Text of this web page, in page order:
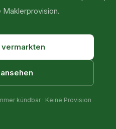
Maklerprovision.
kündbar · Keine Provision